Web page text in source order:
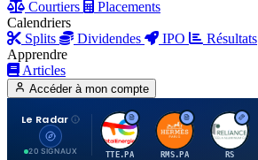
Courtiers
Placements
Calendriers
Splits
Dividendes IPO
Résultats
Apprendre
Articles
Accéder à mon compte
Le Radar
20 SIGNAUX
T
TTE.PA
H
RMS.PA
R
RS